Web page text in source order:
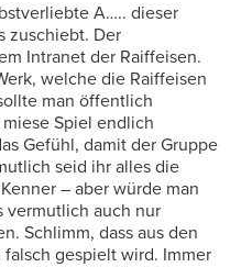
A….. dieser
zuschiebt. Der
Intranet der Raiffeisen.
welche die Raiffeisen
man öffentlich
Spiel endlich
Gefühl, damit der Gruppe
seid ihr alles die
– aber würde man
vermutlich auch nur
Schlimm, dass aus den
gespielt wird. Immer